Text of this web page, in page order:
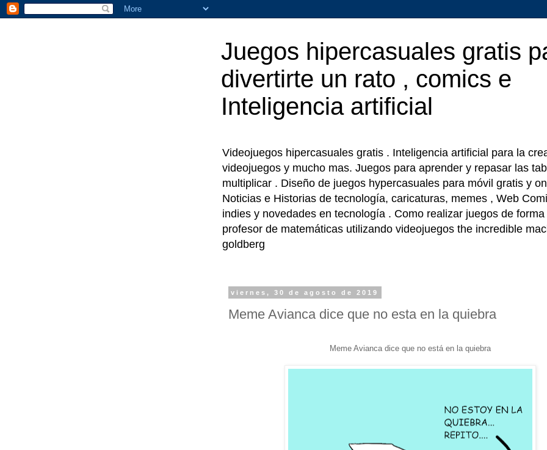
Juegos hipercasuales gratis
divertirte un rato , comics e
Inteligencia artificial
Videojuegos hipercasuales gratis . Inteligencia artificial para la
videojuegos y mucho mas. Juegos para aprender y repasar las
multiplicar . Diseño de juegos hypercasuales para móvil gratis y
Noticias e Historias de tecnología, caricaturas, memes , Web
indies y novedades en tecnología . Como realizar juegos de
profesor de matemáticas utilizando videojuegos the incredible
goldberg
viernes, 30 de agosto de 2019
Meme Avianca dice que no esta en la quiebra
Meme Avianca dice que no está en la quiebra